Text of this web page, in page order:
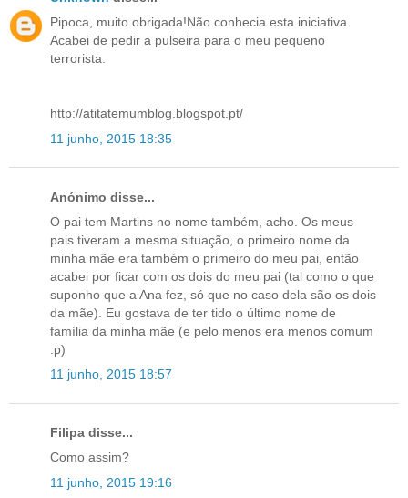
Pipoca, muito obrigada!Não conhecia esta iniciativa.
Acabei de pedir a pulseira para o meu pequeno
terrorista.
http://atitatemumblog.blogspot.pt/
11 junho, 2015 18:35
Anónimo disse...
O pai tem Martins no nome também, acho. Os meus
pais tiveram a mesma situação, o primeiro nome da
minha mãe era também o primeiro do meu pai, então
acabei por ficar com os dois do meu pai (tal como o que
suponho que a Ana fez, só que no caso dela são os dois
da mãe). Eu gostava de ter tido o último nome de
família da minha mãe (e pelo menos era menos comum
:p)
11 junho, 2015 18:57
Filipa disse...
Como assim?
11 junho, 2015 19:16